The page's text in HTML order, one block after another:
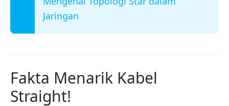
Jaringan
Fakta Menarik Kabel
Straight!